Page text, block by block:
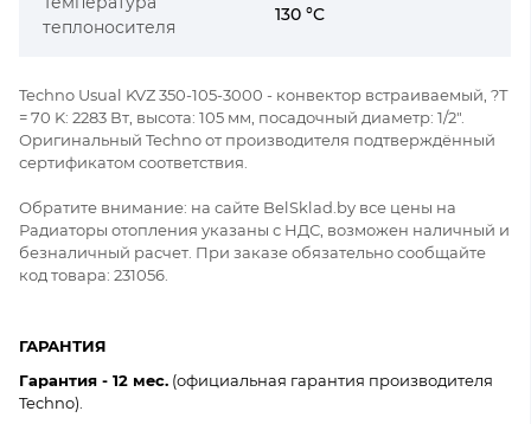
теплоносителя
130 °C
Techno Usual KVZ 350-105-3000 - конвектор встраиваемый, ?Т
= 70 K: 2283 Вт, высота: 105 мм, посадочный диаметр: 1/2".
Оригинальный Techno от производителя подтверждённый
сертификатом соответствия.
Обратите внимание: на сайте BelSklad.by все цены на
Радиаторы отопления указаны с НДС, возможен наличный и
безналичный расчет. При заказе обязательно сообщайте
код товара: 231056.
ГАРАНТИЯ
Гарантия - 12 мес. (официальная гарантия производителя
Techno).